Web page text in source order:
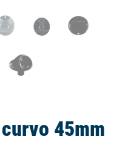
45mm